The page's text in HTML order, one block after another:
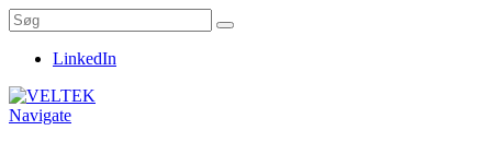
LinkedIn
Navigate